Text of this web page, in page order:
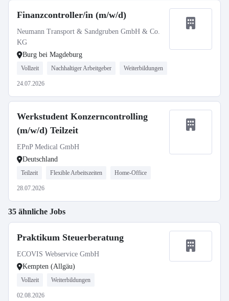
Finanzcontroller/in (m/w/d)
Neumann Transport & Sandgruben GmbH & Co.
KG
Burg bei Magdeburg
Vollzeit Nachhaltiger Arbeitgeber Weiterbildungen
24.07.2026
Werkstudent Konzerncontrolling
(m/w/d) Teilzeit
EPnP Medical GmbH
Deutschland
Teilzeit Flexible Arbeitszeiten Home-Office
28.07.2026
35 ähnliche Jobs
Praktikum Steuerberatung
ECOVIS Webservice GmbH
Kempten (Allgäu)
Vollzeit Weiterbildungen
02.08.2026